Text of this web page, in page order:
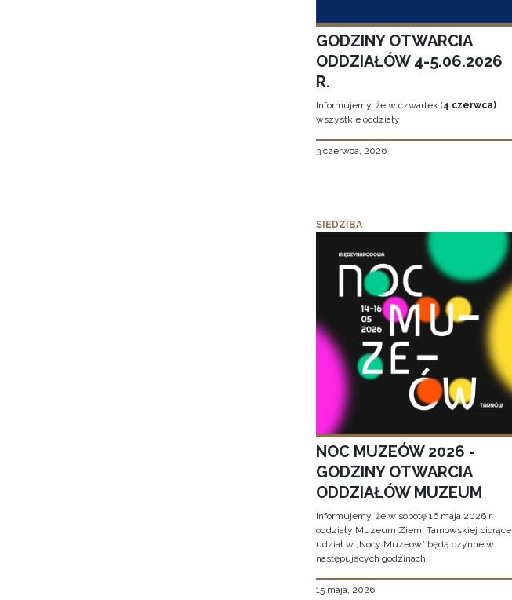
GODZINY OTWARCIA
ODDZIAŁÓW 4-5.06.2026
R.
Informujemy, że w czwartek (4 czerwca)
wszystkie oddziały
3 czerwca, 2026
SIEDZIBA
NOC MUZEÓW 2026 -
GODZINY OTWARCIA
ODDZIAŁÓW MUZEUM
Informujemy, że w sobotę 16 maja 2026 r.
oddziały Muzeum Ziemi Tarnowskiej biorące
udział w „Nocy Muzeów” będą czynne w
następujących godzinach:
15 maja, 2026